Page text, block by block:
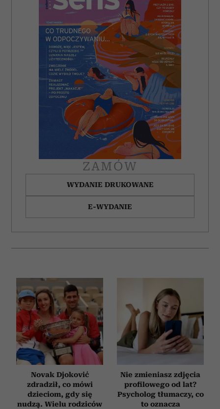
ZAMÓW
WYDANIE DRUKOWANE
E-WYDANIE
Novak Djoković
zdradził, co mówi
dzieciom, gdy się
nudzą. Wielu rodziców
Nie zmieniasz zdjęcia
profilowego od lat?
Psycholog tłumaczy, co
to oznacza